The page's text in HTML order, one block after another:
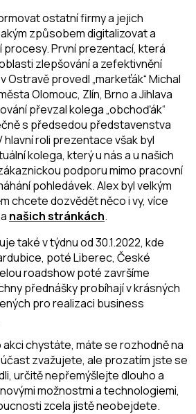
ostatní firmy a jejich
způsobem digitalizovat a
První prezentací, která
zlepšování a zefektivnění
Ostravě provedl „markeťák“ Michal
Olomouc, Zlín, Brno a Jihlava
převzal kolega „obchoďák“
s předsedou představenstva
roli prezentace však byl
kolega, který u nás a u našich
podporu mimo pracovní
pohledávek. Alex byl velkým
chcete dozvědět něco i vy, více
našich stránkách.
také v týdnu od 30.1.2022, kde
poté Liberec, České
roadshow poté završíme
přednášky probíhají v krásných
pro realizaci business
chystáte, máte se rozhodně na
zvažujete, ale prozatím jste se
určitě nepřemýšlejte dlouho a
možnostmi a technologiemi,
zcela jistě neobejdete.